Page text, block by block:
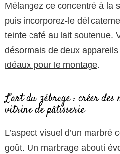
Mélangez ce concentré à la
puis incorporez-le
teinte café au lait soutenue.
désormais de deux
idéaux pour le montage.
L’art du zébrage : créer des
vitrine de pâtisserie
L’aspect visuel d’un marbré
goût. Un marbrage abouti